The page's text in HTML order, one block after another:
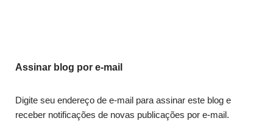
Assinar blog por e-mail
Digite seu endereço de e-mail para assinar este blog e
receber notificações de novas publicações por e-mail.